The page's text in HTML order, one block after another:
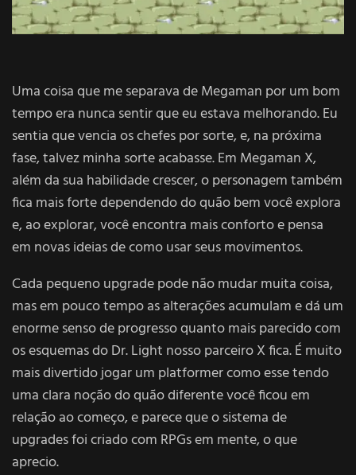
Uma coisa que me separava de Megaman por um bom
tempo era nunca sentir que eu estava melhorando. Eu
sentia que vencia os chefes por sorte, e, na próxima
fase, talvez minha sorte acabasse. Em Megaman X,
além da sua habilidade crescer, o personagem também
fica mais forte dependendo do quão bem você explora
e, ao explorar, você encontra mais conforto e pensa
em novas ideias de como usar seus movimentos.
Cada pequeno upgrade pode não mudar muita coisa,
mas em pouco tempo as alterações acumulam e dá um
enorme senso de progresso quanto mais parecido com
os esquemas do Dr. Light nosso parceiro X fica. É muito
mais divertido jogar um platformer como esse tendo
uma clara noção do quão diferente você ficou em
relação ao começo, e parece que o sistema de
upgrades foi criado com RPGs em mente, o que
aprecio.